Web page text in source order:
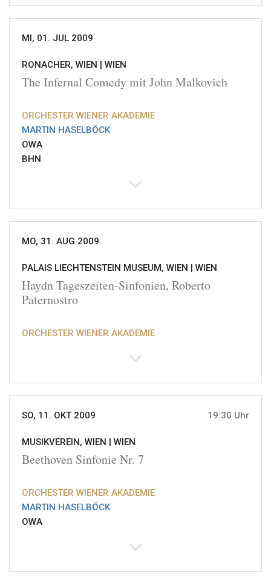
MI, 01. JUL 2009
RONACHER, WIEN | WIEN
The Infernal Comedy mit John Malkovich
ORCHESTER WIENER AKADEMIE
MARTIN HASELBÖCK
OWA
BHN
MO, 31. AUG 2009
PALAIS LIECHTENSTEIN MUSEUM, WIEN | WIEN
Haydn Tageszeiten-Sinfonien, Roberto
Paternostro
ORCHESTER WIENER AKADEMIE
SO, 11. OKT 2009 19:30 Uhr
MUSIKVEREIN, WIEN | WIEN
Beethoven Sinfonie Nr. 7
ORCHESTER WIENER AKADEMIE
MARTIN HASELBÖCK
OWA